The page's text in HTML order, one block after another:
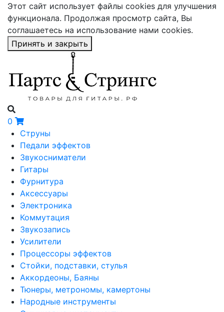
Этот сайт использует файлы cookies для улучшения
функционала. Продолжая просмотр сайта, Вы
соглашаетесь на использование нами cookies.
Принять и закрыть
0
Струны
Педали эффектов
Звукосниматели
Гитары
Фурнитура
Аксессуары
Электроника
Коммутация
Звукозапись
Усилители
Процессоры эффектов
Стойки, подставки, стулья
Аккордеоны, Баяны
Тюнеры, метрономы, камертоны
Народные инструменты